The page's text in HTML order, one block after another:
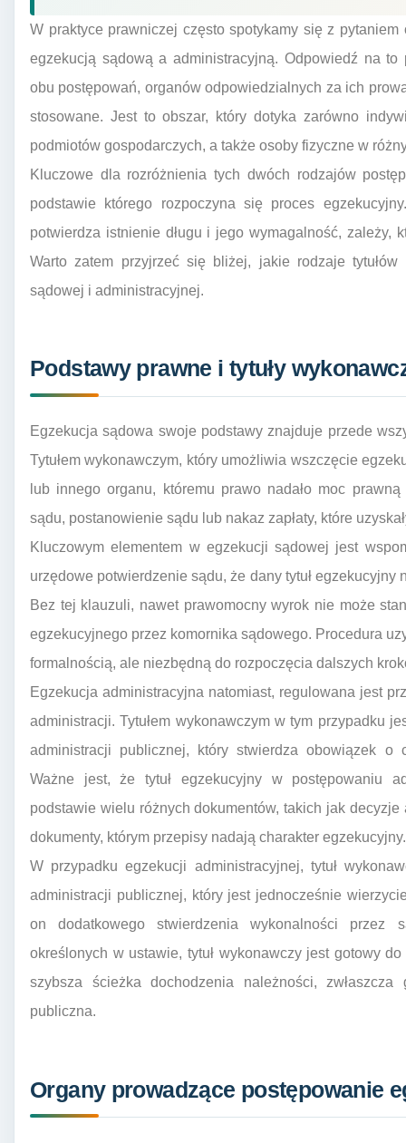
W praktyce prawniczej często spotykamy się z
egzekucją sądową a administracyjną. Odpowiedź na
obu postępowań, organów odpowiedzialnych za ich
stosowane. Jest to obszar, który dotyka zarówno
podmiotów gospodarczych, a także osoby fizyczne w
Kluczowe dla rozróżnienia tych dwóch rodzajów
podstawie którego rozpoczyna się proces
potwierdza istnienie długu i jego wymagalność, zależy,
Warto zatem przyjrzeć się bliżej, jakie rodzaje
sądowej i administracyjnej.
Podstawy prawne i tytuły
Egzekucja sądowa swoje podstawy znajduje przede
Tytułem wykonawczym, który umożliwia wszczęcie
lub innego organu, któremu prawo nadało moc
sądu, postanowienie sądu lub nakaz zapłaty, które
Kluczowym elementem w egzekucji sądowej jest
urzędowe potwierdzenie sądu, że dany tytuł
Bez tej klauzuli, nawet prawomocny wyrok nie może
egzekucyjnego przez komornika sądowego. Procedura
formalnością, ale niezbędną do rozpoczęcia dalszych
Egzekucja administracyjna natomiast, regulowana jest
administracji. Tytułem wykonawczym w tym przypadku
administracji publicznej, który stwierdza obowiązek o
Ważne jest, że tytuł egzekucyjny w postępowaniu
podstawie wielu różnych dokumentów, takich jak
dokumenty, którym przepisy nadają charakter egzekucyjny.
W przypadku egzekucji administracyjnej, tytuł
administracji publicznej, który jest jednocześnie
on dodatkowego stwierdzenia wykonalności przez
określonych w ustawie, tytuł wykonawczy jest gotowy
szybsza ścieżka dochodzenia należności,
publiczna.
Organy prowadzące postępowanie